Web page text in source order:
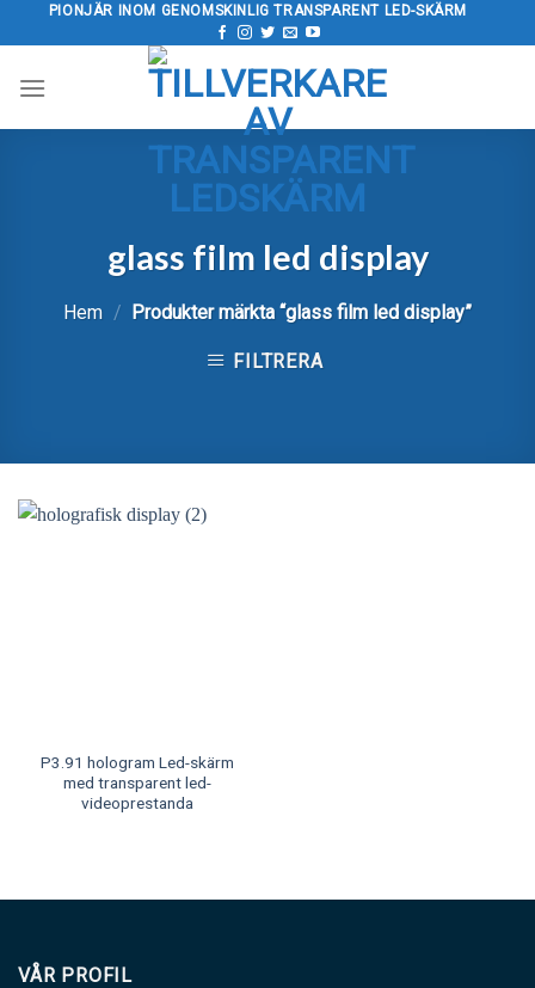
Hoppa
till
PIONJÄR INOM GENOMSKINLIG TRANSPARENT LED-SKÄRM
glass film led display
Hem / Produkter märkta “glass film led display”
FILTRERA
P3.91 hologram Led-skärm
med transparent led-
videoprestanda
VÅR PROFIL